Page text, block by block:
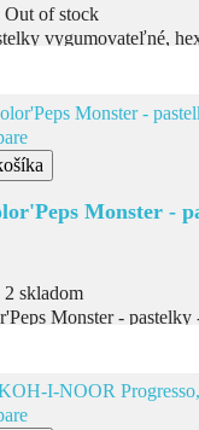
Out of stock
vygumovateľné,
Monster -
2 skladom
Monster - pastelky